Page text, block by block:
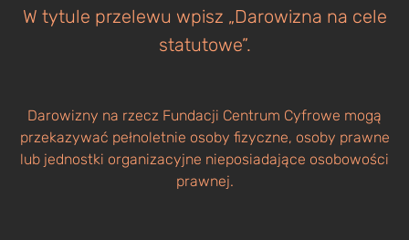
W tytule przelewu wpisz „Darowizna na cele
statutowe”.
Darowizny na rzecz Fundacji Centrum Cyfrowe mogą
przekazywać pełnoletnie osoby fizyczne, osoby prawne
lub jednostki organizacyjne nieposiadające osobowości
prawnej.